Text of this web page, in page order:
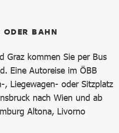
ODER BAHN
Graz kommen Sie per Bus
Eine Autoreise im ÖBB
Liegewagen- oder Sitzplatz
nach Wien und ab
Altona, Livorno